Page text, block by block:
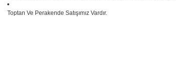
Toptan Ve Perakende Satışımız Vardır.
Bu ürünün fiyat bilgisi, resim, ürün açıklamalarında